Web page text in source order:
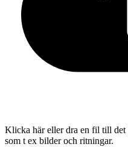
Klicka här eller dra en fil till det
som t ex bilder och ritningar.